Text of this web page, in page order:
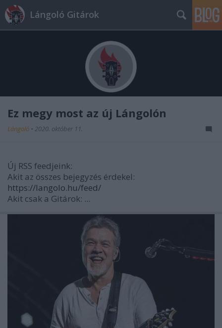
Lángoló Gitárok
Ez megy most az új Lángolón
Lángoló • 2020. október 11.
Új RSS feedjeink:
Akit az összes bejegyzés érdekel:
https://langolo.hu/feed/
Akit csak a Gitárok: ...